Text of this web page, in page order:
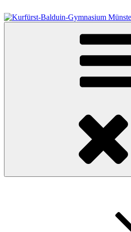
Inhalt
springen
Kurfürst-Balduin-Gymnasium